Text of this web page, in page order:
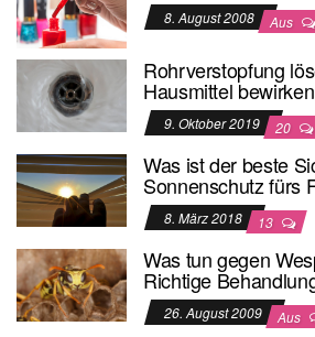
8. August 2008 Aus
Rohrverstopfung
Hausmittel
9. Oktober 2019 20
Was ist der beste
Sonnenschutz fürs
8. März 2018 13
Was tun gegen
Richtige
26. August 2009 Aus